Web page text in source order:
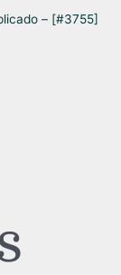
– [#3755]